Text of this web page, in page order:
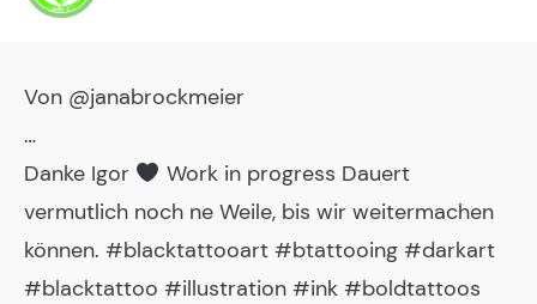
Von @janabrockmeier
…
Danke Igor
Work in progress Dauert
vermutlich noch ne Weile, bis wir weitermachen
können. #blacktattooart #btattooing #darkart
#blacktattoo #illustration #ink #boldtattoos